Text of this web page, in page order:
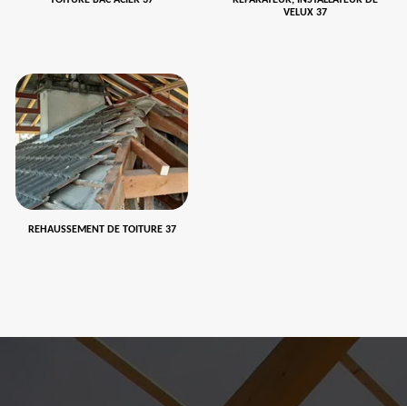
VELUX 37
REHAUSSEMENT DE TOITURE 37